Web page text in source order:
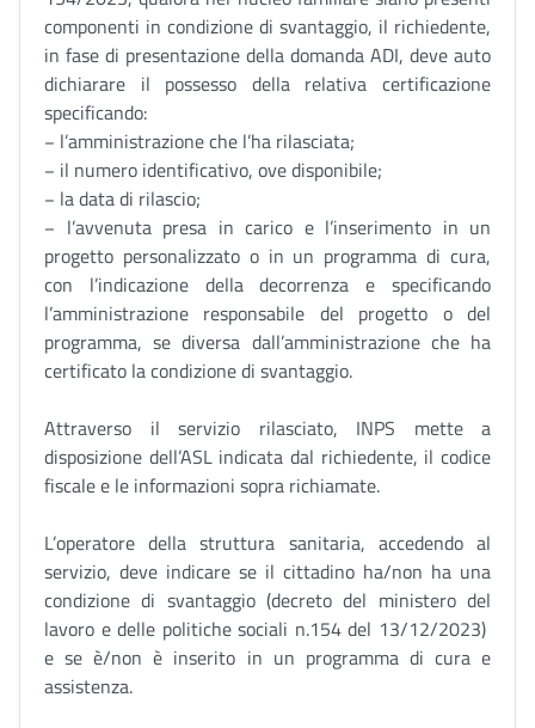
componenti in condizione di svantaggio, il richiedente,
in fase di presentazione della domanda ADI, deve auto
dichiarare il possesso della relativa certificazione
specificando:
− l’amministrazione che l’ha rilasciata;
− il numero identificativo, ove disponibile;
− la data di rilascio;
− l’avvenuta presa in carico e l’inserimento in un
progetto personalizzato o in un programma di cura,
con l’indicazione della decorrenza e specificando
l’amministrazione responsabile del progetto o del
programma, se diversa dall’amministrazione che ha
certificato la condizione di svantaggio.
Attraverso il servizio rilasciato, INPS mette a
disposizione dell’ASL indicata dal richiedente, il codice
fiscale e le informazioni sopra richiamate.
L’operatore della struttura sanitaria, accedendo al
servizio, deve indicare se il cittadino ha/non ha una
condizione di svantaggio (decreto del ministero del
lavoro e delle politiche sociali n.154 del 13/12/2023)
e se è/non è inserito in un programma di cura e
assistenza.